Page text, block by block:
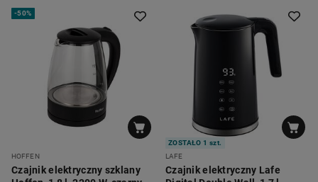
-50%
HOFFEN
Czajnik elektryczny szklany
ZOSTAŁO 1 szt.
LAFE
Czajnik elektryczny Lafe